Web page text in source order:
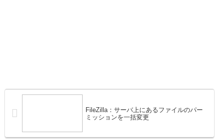
FileZilla：サーバ上にあるファイルのパー
ミッションを一括変更